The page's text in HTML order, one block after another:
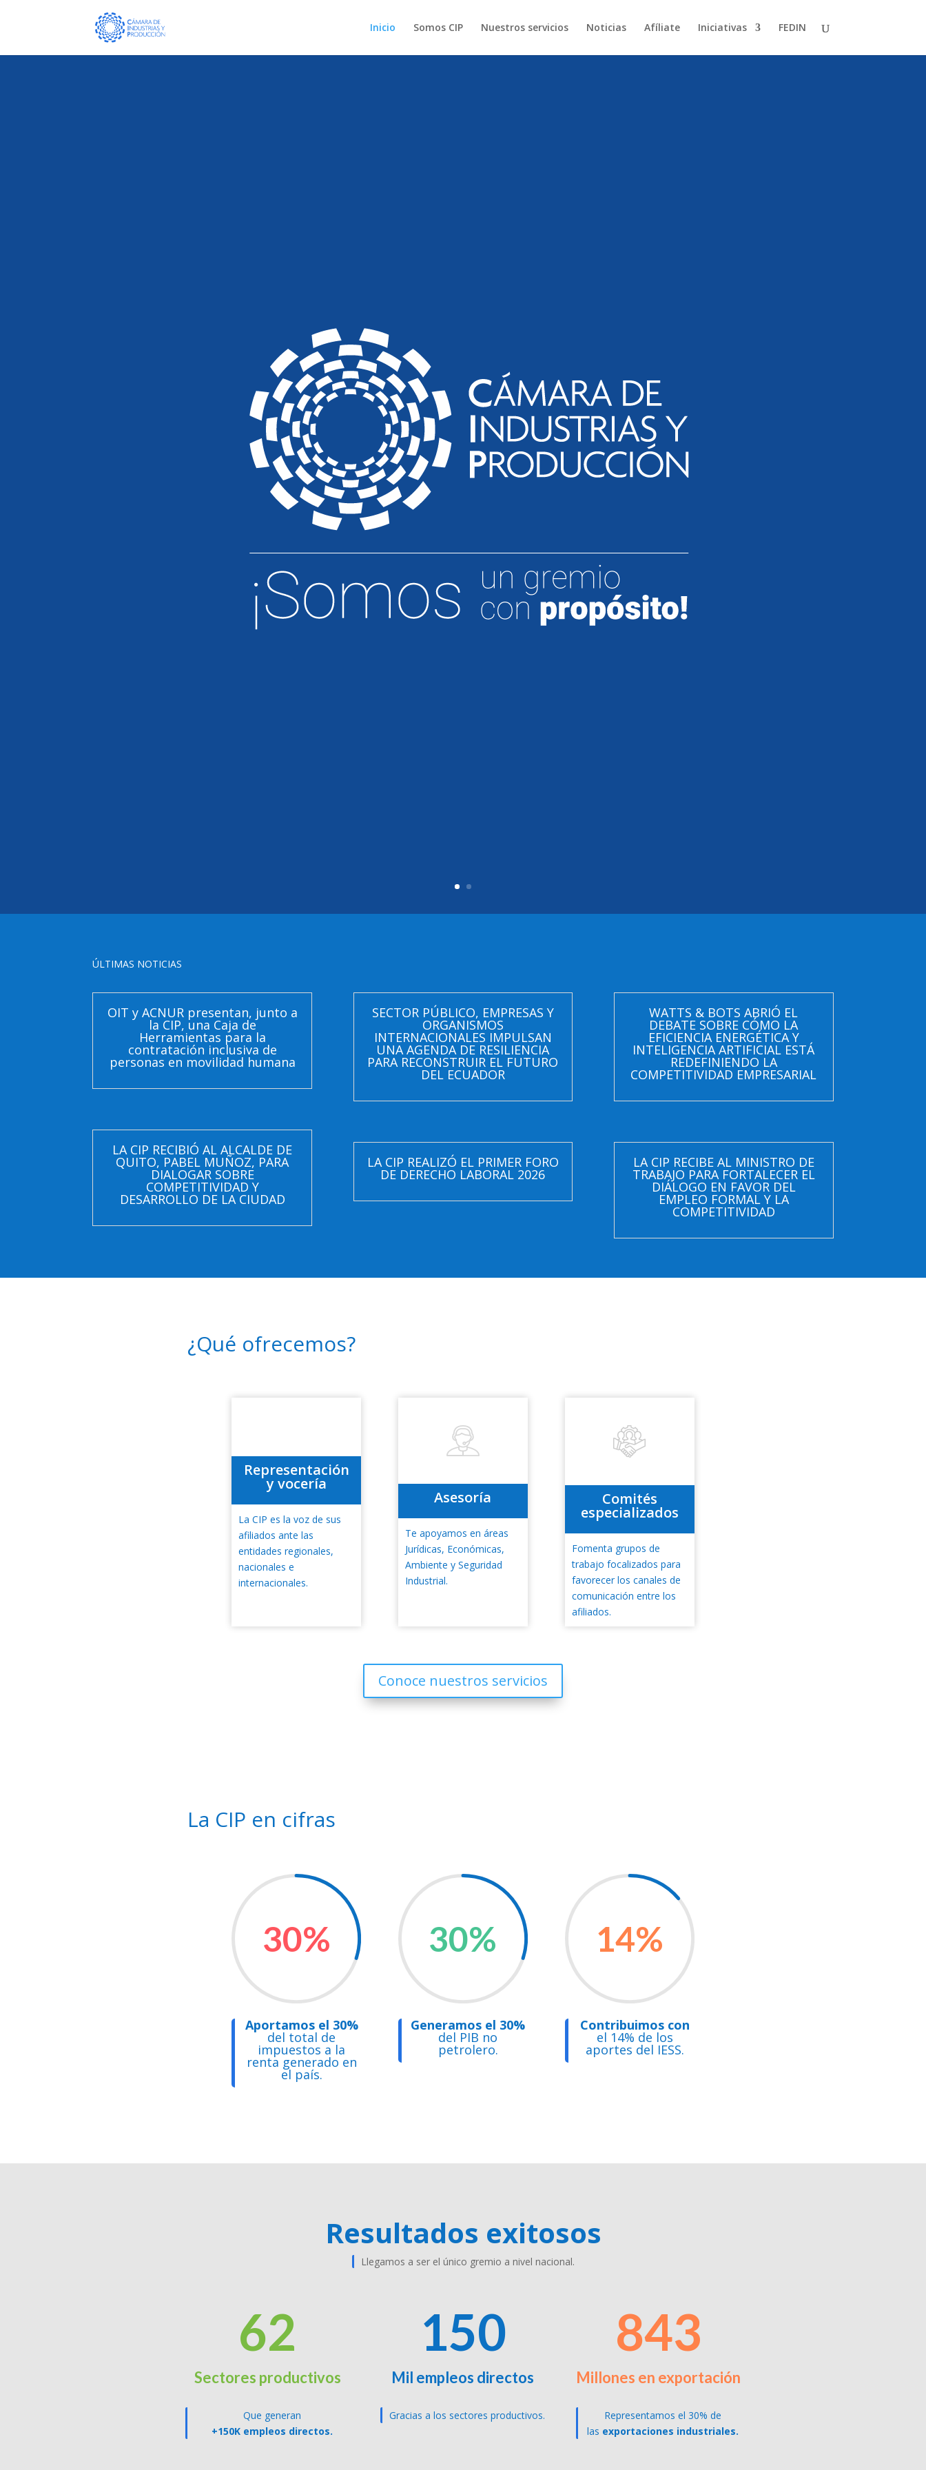
Inicio Somos CIP Nuestros servicios Noticias Afíliate Iniciativas FEDIN
ÚLTIMAS NOTICIAS
OIT y ACNUR presentan, junto a
la CIP, una Caja de
Herramientas para la
contratación inclusiva de
personas en movilidad humana
LA CIP RECIBIÓ AL ALCALDE DE
QUITO, PABEL MUÑOZ, PARA
DIALOGAR SOBRE
COMPETITIVIDAD Y
DESARROLLO DE LA CIUDAD
SECTOR PÚBLICO, EMPRESAS Y
ORGANISMOS
INTERNACIONALES IMPULSAN
UNA AGENDA DE RESILIENCIA
PARA RECONSTRUIR EL FUTURO
DEL ECUADOR
LA CIP REALIZÓ EL PRIMER FORO
DE DERECHO LABORAL 2026
WATTS & BOTS ABRIÓ EL
DEBATE SOBRE CÓMO LA
EFICIENCIA ENERGÉTICA Y
INTELIGENCIA ARTIFICIAL ESTÁ
REDEFINIENDO LA
COMPETITIVIDAD EMPRESARIAL
LA CIP RECIBE AL MINISTRO DE
TRABAJO PARA FORTALECER EL
DIÁLOGO EN FAVOR DEL
EMPLEO FORMAL Y LA
COMPETITIVIDAD
¿Qué ofrecemos?
Representación
y vocería
La CIP es la voz de sus
afiliados ante las
entidades regionales,
nacionales e
internacionales.
Asesoría
Te apoyamos en áreas
Jurídicas, Económicas,
Ambiente y Seguridad
Industrial.
Comités
especializados
Fomenta grupos de
trabajo focalizados para
favorecer los canales de
comunicación entre los
afiliados.
Conoce nuestros servicios
La CIP en cifras
30%
Aportamos el 30%
del total de
impuestos a la
renta generado en
el país.
30%
Generamos el 30%
del PIB no
petrolero.
14%
Contribuimos con
el 14% de los
aportes del IESS.
Resultados exitosos
Llegamos a ser el único gremio a nivel nacional.
62
Sectores productivos
Que generan
+150K empleos directos.
150
Mil empleos directos
Gracias a los sectores productivos.
843
Millones en exportación
Representamos el 30% de
las exportaciones industriales.